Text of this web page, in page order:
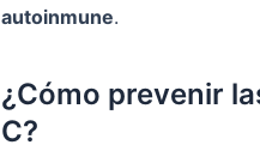
autoinmune.
¿Cómo prevenir
C?